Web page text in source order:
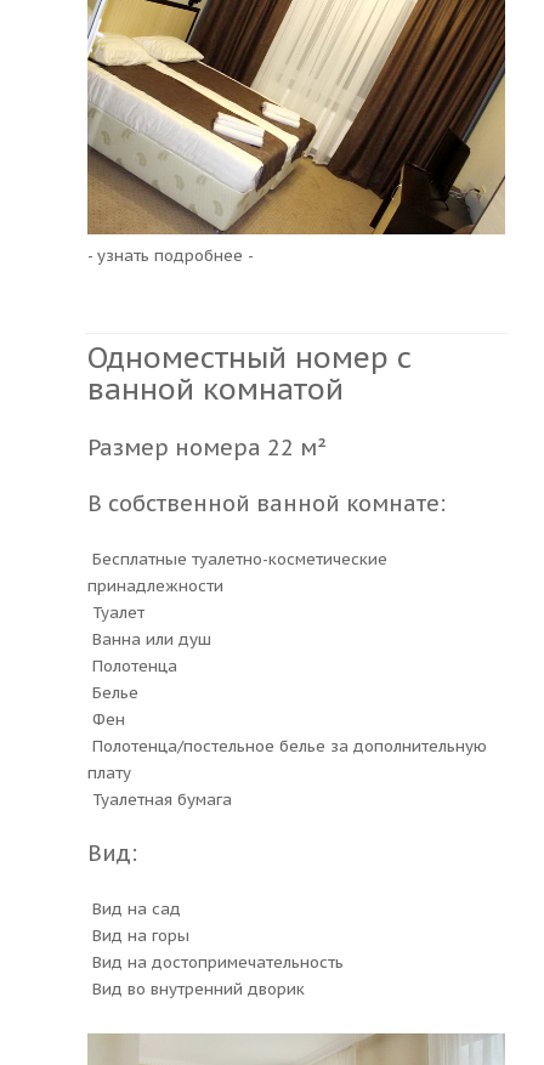
- узнать подробнее -
Одноместный номер с
ванной комнатой
Размер номера 22 м²
В собственной ванной комнате:
Бесплатные туалетно-косметические
принадлежности
Туалет
Ванна или душ
Полотенца
Белье
Фен
Полотенца/постельное белье за дополнительную
плату
Туалетная бумага
Вид:
Вид на сад
Вид на горы
Вид на достопримечательность
Вид во внутренний дворик